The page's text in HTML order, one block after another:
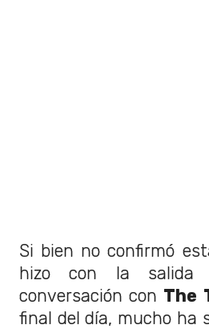
Si bien no confirmó
hizo con la salida
conversación con The
final del día, mucho ha